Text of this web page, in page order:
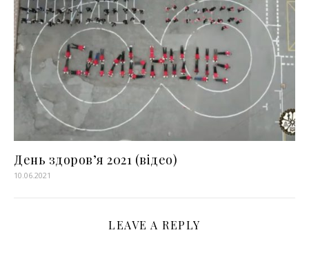
День здоров’я 2021 (відео)
10.06.2021
LEAVE A REPLY